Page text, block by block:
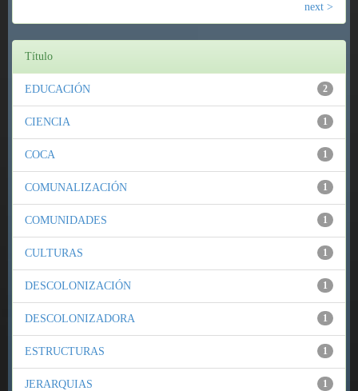
next >
Título
2
EDUCACIÓN
1
CIENCIA
1
COCA
1
COMUNALIZACIÓN
1
COMUNIDADES
1
CULTURAS
1
DESCOLONIZACIÓN
1
DESCOLONIZADORA
1
ESTRUCTURAS
1
JERARQUIAS